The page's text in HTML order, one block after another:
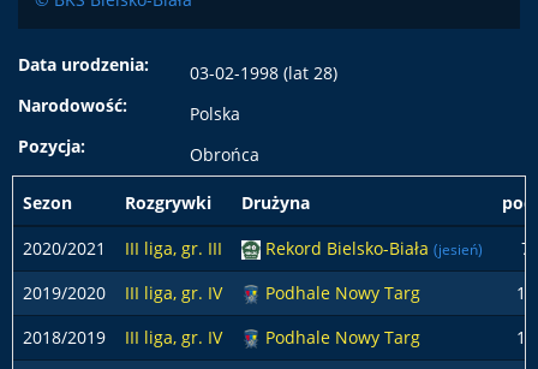
Data urodzenia:
03-02-1998 (lat 28)
Narodowość:
Polska
Pozycja:
Obrońca
Sezon Rozgrywki Drużyna
2020/2021
III liga, gr. III Rekord Bielsko-Biała (jesień)
7
2019/2020
III liga, gr. IV Podhale Nowy Targ
16
2018/2019
III liga, gr. IV Podhale Nowy Targ
10